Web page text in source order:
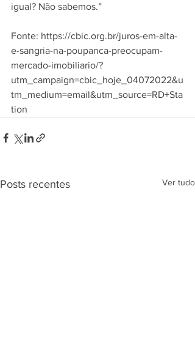
igual? Não sabemos.”
Fonte: https://cbic.org.br/juros-em-alta-
e-sangria-na-poupanca-preocupam-
mercado-imobiliario/?
utm_campaign=cbic_hoje_04072022&u
tm_medium=email&utm_source=RD+Sta
tion
Posts recentes Ver tudo